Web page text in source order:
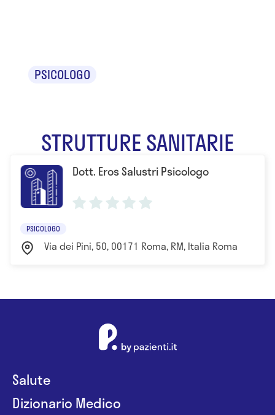
PSICOLOGO
STRUTTURE SANITARIE
Dott. Eros Salustri Psicologo
PSICOLOGO
Via dei Pini, 50, 00171 Roma, RM, Italia Roma
Salute
Dizionario Medico